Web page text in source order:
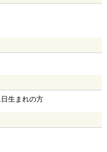
生まれの方